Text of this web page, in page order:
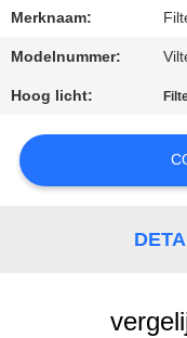
NIEUWS
VERZOEK
OM EEN
CITAAT
SITEMAP
Merknaam:
Modelnummer:
Hoog licht: